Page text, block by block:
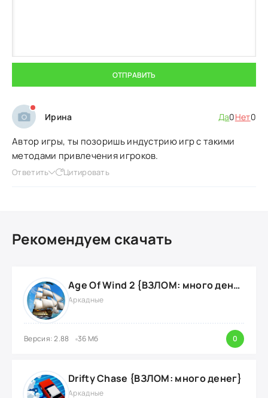
ОТПРАВИТЬ
Ирина Да0Нет0
Автор игры, ты позоришь индустрию игр с такими
методами привлечения игроков.
Ответить Цитировать
Рекомендуем скачать
Age Of Wind 2 {ВЗЛОМ: много денег}
Аркадные
Версия: 2.88 36 Мб 0
Drifty Chase {ВЗЛОМ: много денег}
Аркадные